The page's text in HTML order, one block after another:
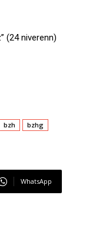
(24 niverenn)
bzh
bzhg
WhatsApp